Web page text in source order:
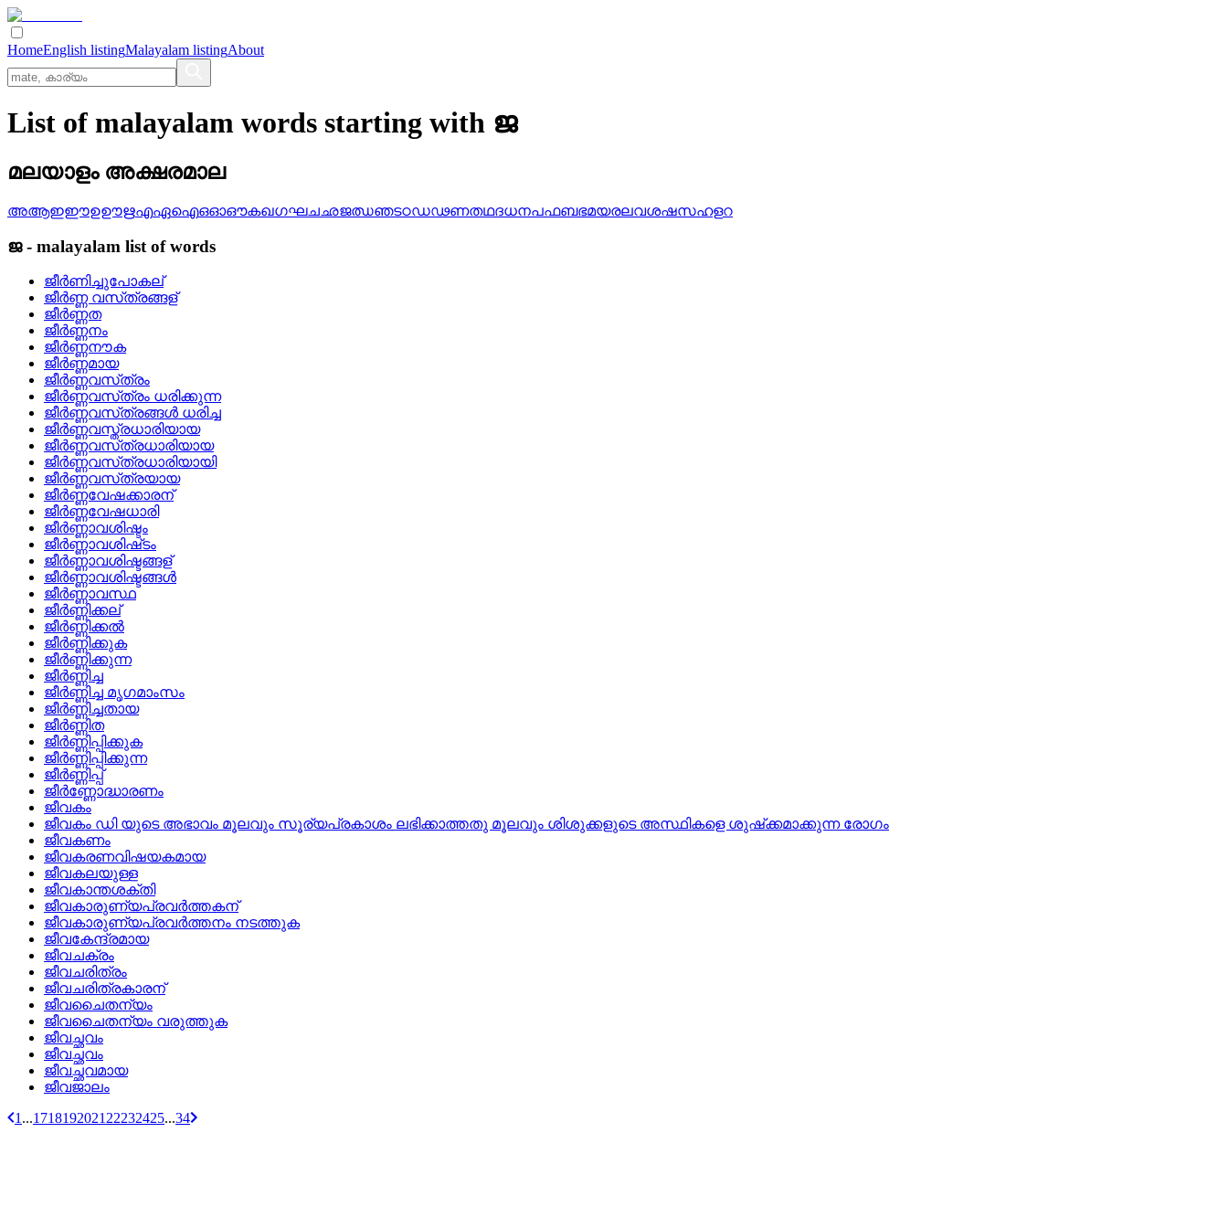
HomeEnglish listingMalayalam listingAbout
List of malayalam words starting with ജ
മലയാളം അക്ഷരമാല
അആഇഈഉഊഋഎഏഐഒഓഔകഖഗഘചഛജഝഞടഠഡഢണതഥദധനപഫബഭമയരലവശഷസഹളറ
ജ- malayalam list of words
ജീര്‍ണിച്ചുപോകല്
ജീര്‍ണ്ണ വസ്‌ത്രങ്ങള്
ജീര്‍ണ്ണത
ജീര്‍ണ്ണനം
ജീര്‍ണ്ണനൗക
ജീര്‍ണ്ണമായ
ജീര്‍ണ്ണവസ്‌ത്രം
ജീര്‍ണ്ണവസ്‌ത്രം ധരിക്കുന്ന
ജീര്‍ണ്ണവസ്‌ത്രങ്ങള്‍ ധരിച്ച
ജീര്‍ണ്ണവസ്ത്രധാരിയായ
ജീര്‍ണ്ണവസ്‌ത്രധാരിയായ
ജീര്‍ണ്ണവസ്‌ത്രധാരിയായി
ജീര്‍ണ്ണവസ്‌ത്രയായ
ജീര്‍ണ്ണവേഷക്കാരന്
ജീര്‍ണ്ണവേഷധാരി
ജീര്‍ണ്ണാവശിഷ്ടം
ജീര്‍ണ്ണാവശിഷ്‌ടം
ജീര്‍ണ്ണാവശിഷ്ടങ്ങള്
ജീര്‍ണ്ണാവശിഷ്ടങ്ങള്‍
ജീര്‍ണ്ണാവസ്ഥ
ജീര്‍ണ്ണിക്കല്
ജീര്‍ണ്ണിക്കല്‍
ജീര്‍ണ്ണിക്കുക
ജീര്‍ണ്ണിക്കുന്ന
ജീര്‍ണ്ണിച്ച
ജീര്‍ണ്ണിച്ച മൃഗമാംസം
ജീര്‍ണ്ണിച്ചതായ
ജീര്‍ണ്ണിത
ജീര്‍ണ്ണിപ്പിക്കുക
ജീര്‍ണ്ണിപ്പിക്കുന്ന
ജീര്‍ണ്ണിപ്പ്
ജീര്‍ണ്ണോദ്ധാരണം
ജീവകം
ജീവകം ഡി യുടെ അഭാവം മൂലവും സൂര്യപ്രകാശം ലഭിക്കാത്തതു മൂലവും ശിശുക്കളുടെ അസ്ഥികളെ ശുഷ്‌ക്കമാക്കുന്ന രോഗം
ജീവകണം
ജീവകരണവിഷയകമായ
ജീവകലയുള്ള
ജീവകാന്തശക്തി
ജീവകാരുണ്യപ്രവര്‍ത്തകന്
ജീവകാരുണ്യപ്രവര്‍ത്തനം നടത്തുക
ജീവകേന്ദ്രമായ
ജീവചക്രം
ജീവചരിത്രം
ജീവചരിത്രകാരന്
ജീവചൈതന്യം
ജീവചൈതന്യം വരുത്തുക
ജീവച്ഛവം
ജീവച്ഛ‍വം
ജീവച്ഛവമായ
ജീവജാലം
1 ...1718192021 22232425...34